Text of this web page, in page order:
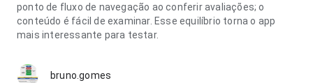
ponto de fluxo de navegação ao conferir avaliações; o
conteúdo é fácil de examinar. Esse equilíbrio torna o app
mais interessante para testar.
bruno.gomes